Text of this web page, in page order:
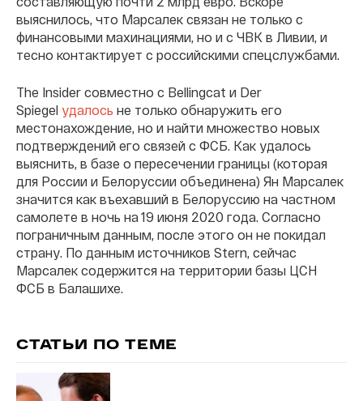
выяснилось, что Марсалек связан не только с
финансовыми махинациями, но и с ЧВК в Ливии, и
тесно контактирует с российскими спецслужбами.
The Insider совместно с Bellingcat и Der
Spiegel удалось не только обнаружить его
местонахождение, но и найти множество новых
подтверждений его связей с ФСБ. Как удалось
выяснить, в базе о пересечении границы (которая
для России и Белоруссии объединена) Ян Марсалек
значится как въехавший в Белоруссию на частном
самолете в ночь на 19 июня 2020 года. Согласно
пограничным данным, после этого он не покидал
страну. По данным источников Stern, сейчас
Марсалек содержится на территории базы ЦСН
ФСБ в Балашихе.
СТАТЬИ ПО ТЕМЕ